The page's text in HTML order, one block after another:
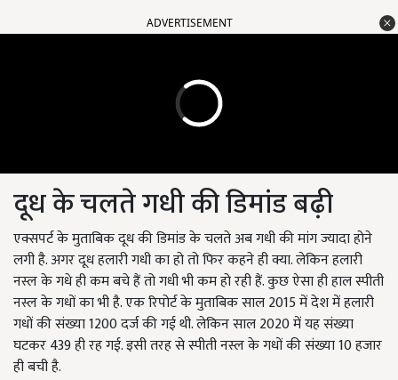
ADVERTISEMENT
दूध के चलते गधी की डिमांड बढ़ी
एक्सपर्ट के मुताबिक दूध की डिमांड के चलते अब गधी की मांग ज्यादा होने
लगी है. अगर दूध हलारी गधी का हो तो फिर कहने ही क्या. लेकिन हलारी
नस्ल के गधे ही कम बचे हैं तो गधी भी कम हो रही हैं. कुछ ऐसा ही हाल स्पीती
नस्ल के गधों का भी है. एक रिपोर्ट के मुताबिक साल 2015 में देश में हलारी
गधों की संख्या‍ 1200 दर्ज की गई थी. लेकिन साल 2020 में यह संख्या
घटकर 439 ही रह गई. इसी तरह से स्पीती नस्ल के गधों की संख्या 10 हजार
ही बची है.